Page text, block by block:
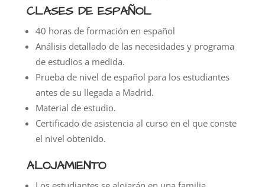
CLASES DE ESPAÑOL
40 horas de formación en español
Análisis detallado de las necesidades y programa
de estudios a medida.
Prueba de nivel de español para los estudiantes
antes de su llegada a Madrid.
Material de estudio.
Certificado de asistencia al curso en el que conste
el nivel obtenido.
ALOJAMIENTO